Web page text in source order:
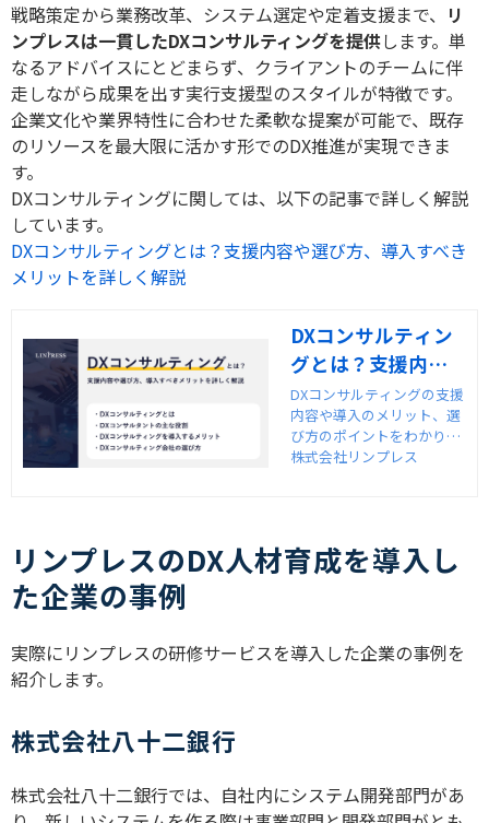
戦略策定から業務改革、システム選定や定着支援まで、 リ
ンプレスは一貫したDXコンサルティングを提供します。単
なるアドバイスにとどまらず、クライアントのチームに伴
走しながら成果を出す実行支援型のスタイルが特徴です。
企業文化や業界特性に合わせた柔軟な提案が可能で、既存
のリソースを最大限に活かす形でのDX推進が実現できま
す。
DXコンサルティングに関しては、以下の記事で詳しく解説
しています。
DXコンサルティングとは？支援内容や選び方、導入すべき
メリットを詳しく解説
DXコンサルティン
グとは？支援内容
や選び方、導入す
べきメリットを詳
しく解説
DXコンサルティングの支援
内容や導入のメリット、選
び方のポイントをわかりや
すく解説します。DXの全体
株式会社リンプレス
リンプレスのDX人材育成を導入し
た企業の事例
実際にリンプレスの研修サービスを導入した企業の事例を
紹介します。
株式会社八十二銀行
株式会社八十二銀行では、自社内にシステム開発部門があ